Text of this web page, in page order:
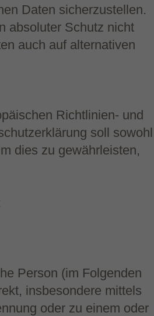
Daten sicherzustellen.
absoluter Schutz nicht
auch auf alternativen
Richtlinien- und
soll sowohl
dies zu gewährleisten,
Person (im Folgenden
insbesondere mittels
oder zu einem oder